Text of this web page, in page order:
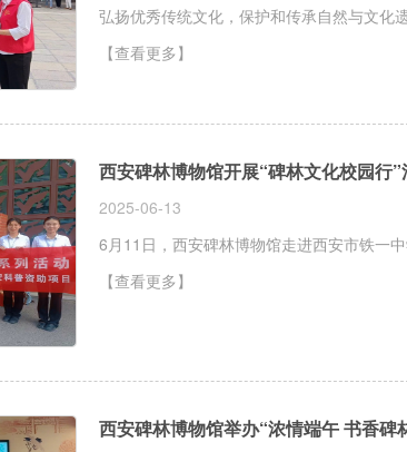
弘扬优秀传统文化，保护和传承自然与文化遗
【查看更多】
西安碑林博物馆开展“碑林文化校园行”
2025-06-13
6月11日，西安碑林博物馆走进西安市铁一
【查看更多】
西安碑林博物馆举办“浓情端午 书香碑